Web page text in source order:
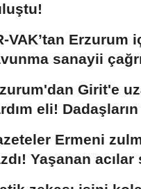
VAK’tan Erzurum
sanayii
Girit'e
eli! Dadaşların
Ermeni
Yaşanan acılar